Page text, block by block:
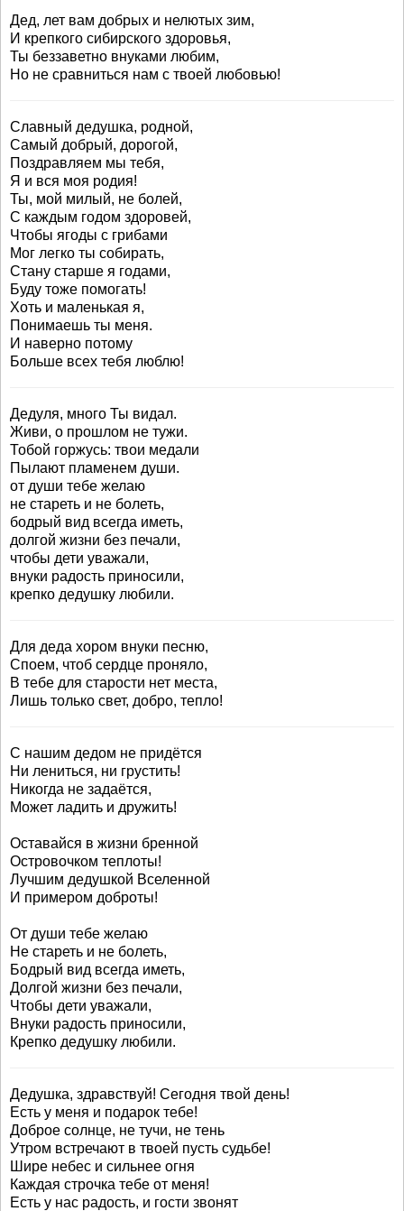
Дед, лет вам добрых и нелютых зим,
И крепкого сибирского здоровья,
Ты беззаветно внуками любим,
Но не сравниться нам с твоей любовью!
Славный дедушка, родной,
Самый добрый, дорогой,
Поздравляем мы тебя,
Я и вся моя родия!
Ты, мой милый, не болей,
С каждым годом здоровей,
Чтобы ягоды с грибами
Мог легко ты собирать,
Стану старше я годами,
Буду тоже помогать!
Хоть и маленькая я,
Понимаешь ты меня.
И наверно потому
Больше всех тебя люблю!
Дедуля, много Ты видал.
Живи, о прошлом не тужи.
Тобой горжусь: твои медали
Пылают пламенем души.
от души тебе желаю
не стареть и не болеть,
бодрый вид всегда иметь,
долгой жизни без печали,
чтобы дети уважали,
внуки радость приносили,
крепко дедушку любили.
Для деда хором внуки песню,
Споем, чтоб сердце проняло,
В тебе для старости нет места,
Лишь только свет, добро, тепло!
С нашим дедом не придётся
Ни лениться, ни грустить!
Никогда не задаётся,
Может ладить и дружить!
Оставайся в жизни бренной
Островочком теплоты!
Лучшим дедушкой Вселенной
И примером доброты!
От души тебе желаю
Не стареть и не болеть,
Бодрый вид всегда иметь,
Долгой жизни без печали,
Чтобы дети уважали,
Внуки радость приносили,
Крепко дедушку любили.
Дедушка, здравствуй! Сегодня твой день!
Есть у меня и подарок тебе!
Доброе солнце, не тучи, не тень
Утром встречают в твоей пусть судьбе!
Шире небес и сильнее огня
Каждая строчка тебе от меня!
Есть у нас радость, и гости звонят